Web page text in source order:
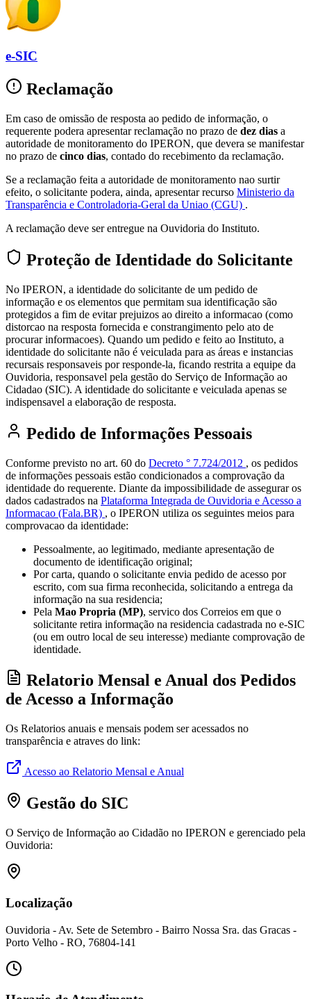
e-SIC
Reclamação
Em caso de omissão de resposta ao pedido de informação, o
requerente podera apresentar reclamação no prazo de dez dias a
autoridade de monitoramento do IPERON, que devera se manifestar
no prazo de cinco dias, contado do recebimento da reclamação.
Se a reclamação feita a autoridade de monitoramento nao surtir
efeito, o solicitante podera, ainda, apresentar recurso Ministerio da
Transparência e Controladoria-Geral da Uniao (CGU) .
A reclamação deve ser entregue na Ouvidoria do Instituto.
Proteção de Identidade do Solicitante
No IPERON, a identidade do solicitante de um pedido de
informação e os elementos que permitam sua identificação são
protegidos a fim de evitar prejuizos ao direito a informacao (como
distorcao na resposta fornecida e constrangimento pelo ato de
procurar informacoes). Quando um pedido e feito ao Instituto, a
identidade do solicitante não é veiculada para as áreas e instancias
recursais responsaveis por responde-la, ficando restrita a equipe da
Ouvidoria, responsavel pela gestão do Serviço de Informação ao
Cidadao (SIC). A identidade do solicitante e veiculada apenas se
indispensavel a elaboração de resposta.
Pedido de Informações Pessoais
Conforme previsto no art. 60 do Decreto ° 7.724/2012 , os pedidos
de informações pessoais estão condicionados a comprovação da
identidade do requerente. Diante da impossibilidade de assegurar os
dados cadastrados na Plataforma Integrada de Ouvidoria e Acesso a
Informacao (Fala.BR) , o IPERON utiliza os seguintes meios para
comprovacao da identidade:
Pessoalmente, ao legitimado, mediante apresentação de
documento de identificação original;
Por carta, quando o solicitante envia pedido de acesso por
escrito, com sua firma reconhecida, solicitando a entrega da
informação na sua residencia;
Pela Mao Propria (MP), servico dos Correios em que o
solicitante retira informação na residencia cadastrada no e-SIC
(ou em outro local de seu interesse) mediante comprovação de
identidade.
Relatorio Mensal e Anual dos Pedidos
de Acesso a Informação
Os Relatorios anuais e mensais podem ser acessados no
transparência e atraves do link:
Acesso ao Relatorio Mensal e Anual
Gestão do SIC
O Serviço de Informação ao Cidadão no IPERON e gerenciado pela
Ouvidoria:
Localização
Ouvidoria - Av. Sete de Setembro - Bairro Nossa Sra. das Gracas -
Porto Velho - RO, 76804-141